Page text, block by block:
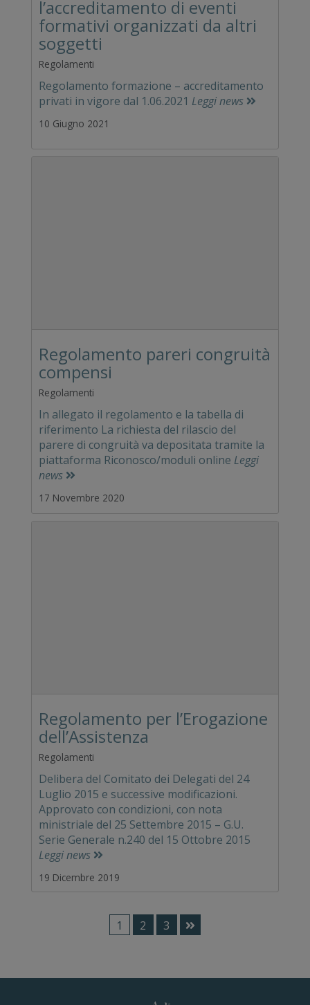
l’accreditamento di eventi
formativi organizzati da altri
soggetti
Regolamenti
Regolamento formazione – accreditamento
privati in vigore dal 1.06.2021 Leggi news
10 Giugno 2021
Regolamento pareri congruità
compensi
Regolamenti
In allegato il regolamento e la tabella di
riferimento La richiesta del rilascio del
parere di congruità va depositata tramite la
piattaforma Riconosco/moduli online Leggi
news
17 Novembre 2020
Regolamento per l’Erogazione
dell’Assistenza
Regolamenti
Delibera del Comitato dei Delegati del 24
Luglio 2015 e successive modificazioni.
Approvato con condizioni, con nota
ministriale del 25 Settembre 2015 – G.U.
Serie Generale n.240 del 15 Ottobre 2015
Leggi news
19 Dicembre 2019
1 2 3 